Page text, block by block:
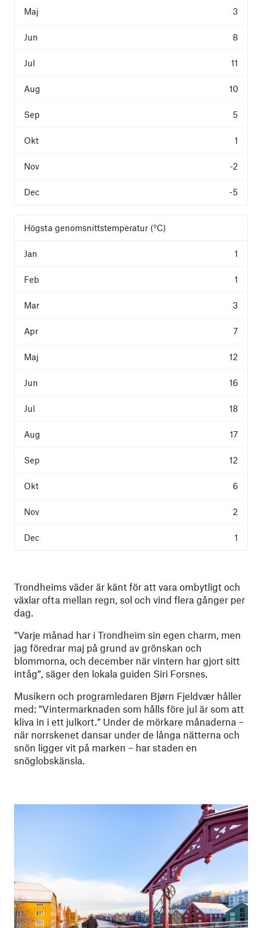
3
8
11
10
5
1
-2
-5
Högsta genomsnittstemperatur (°C)
1
1
3
7
12
16
18
17
12
6
2
1
Trondheims väder är känt för att vara ombytligt och
växlar ofta mellan regn, sol och vind flera gånger per
dag.
”Varje månad har i Trondheim sin egen charm, men
jag föredrar maj på grund av grönskan och
blommorna, och december när vintern har gjort sitt
intåg”, säger den lokala guiden Siri Forsnes.
Musikern och programledaren Bjørn Fjeldvær håller
med: ”Vintermarknaden som hålls före jul är som att
kliva in i ett julkort.” Under de mörkare månaderna –
när norrskenet dansar under de långa nätterna och
snön ligger vit på marken – har staden en
snöglobskänsla.